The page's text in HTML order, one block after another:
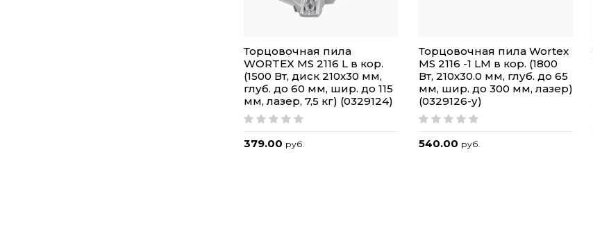
Торцовочная пила
WORTEX MS 2116 L в кор.
(1500 Вт, диск 210х30 мм,
глуб. до 60 мм, шир. до 115
мм, лазер, 7,5 кг) (0329124)
379.00 руб.
Торцовочная пила Wortex
MS 2116 -1 LM в кор. (1800
Вт, 210х30.0 мм, глуб. до 65
мм, шир. до 300 мм, лазер)
(0329126-у)
540.00 руб.